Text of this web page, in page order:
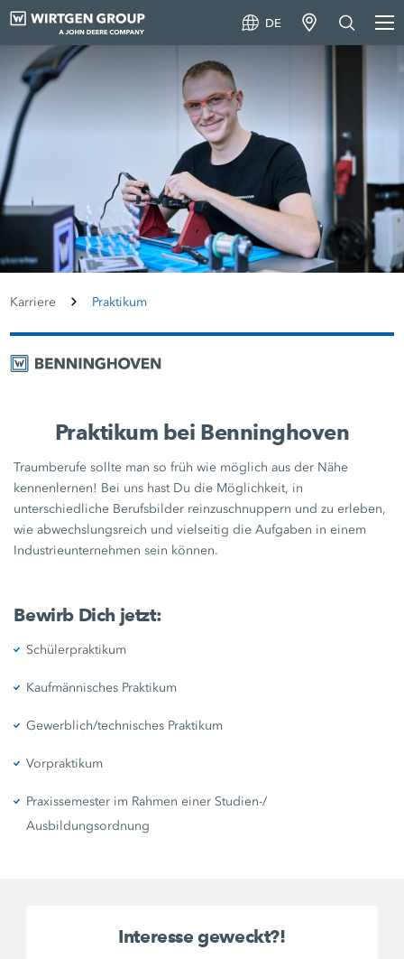
DE
Karriere Praktikum
Praktikum bei Benninghoven
Traumberufe sollte man so früh wie möglich aus der Nähe
kennenlernen! Bei uns hast Du die Möglichkeit, in
unterschiedliche Berufsbilder reinzuschnuppern und zu erleben,
wie abwechslungsreich und vielseitig die Aufgaben in einem
Industrieunternehmen sein können.
Bewirb Dich jetzt:
Schülerpraktikum
Kaufmännisches Praktikum
Gewerblich/technisches Praktikum
Vorpraktikum
Praxissemester im Rahmen einer Studien-/
Ausbildungsordnung
Interesse geweckt?!